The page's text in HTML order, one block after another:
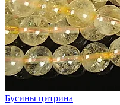
Бусины цитрина